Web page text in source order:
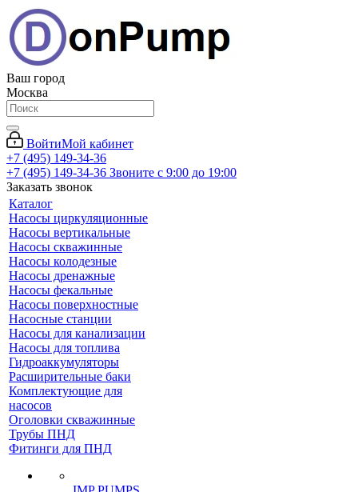
Ваш город
Москва
ВойтиМой кабинет
+7 (495) 149-34-36
+7 (495) 149-34-36 Звоните с 9:00 до 19:00
Заказать звонок
Каталог
Насосы циркуляционные
Насосы вертикальные
Насосы скважинные
Насосы колодезные
Насосы дренажные
Насосы фекальные
Насосы поверхностные
Насосные станции
Насосы для канализации
Насосы для топлива
Гидроаккумуляторы
Расширительные баки
Комплектующие для
насосов
Оголовки скважинные
Трубы ПНД
Фитинги для ПНД